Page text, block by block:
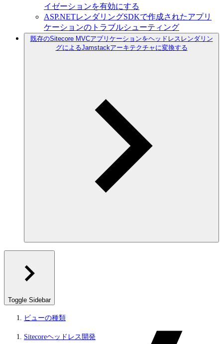
イゼーションを有効にする
ASP.NETレンダリングSDKで作成されたアプリ
ケーションのトラブルシューティング
既存のSitecore MVCアプリケーションをヘッドレスレンダリン
グによるJamstackアーキテクチャに変換する
Toggle Sidebar
ビューの種類
Sitecoreヘッドレス開発